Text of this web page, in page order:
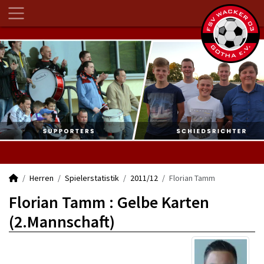
Herren Spielerstatistik 2011/12 Florian Tamm
Florian Tamm : Gelbe Karten
(2.Mannschaft)